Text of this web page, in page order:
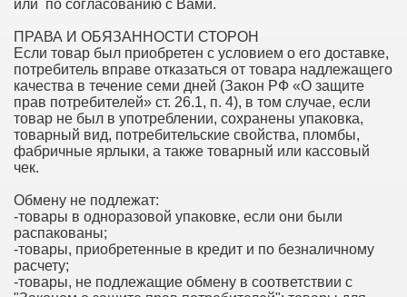
или по согласованию с Вами.
ПРАВА И ОБЯЗАННОСТИ СТОРОН
Если товар был приобретен с условием о его доставке,
потребитель вправе отказаться от товара надлежащего
качества в течение семи дней (Закон РФ «О защите
прав потребителей» ст. 26.1, п. 4), в том случае, если
товар не был в употреблении, сохранены упаковка,
товарный вид, потребительские свойства, пломбы,
фабричные ярлыки, а также товарный или кассовый
чек.
Обмену не подлежат:
-товары в одноразовой упаковке, если они были
распакованы;
-товары, приобретенные в кредит и по безналичному
расчету;
-товары, не подлежащие обмену в соответствии с